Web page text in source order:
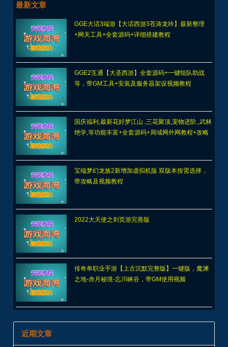
最新文章
GGE大话3端游【大话西游3苍涛龙吟】最新整理
+网关工具+全套源码+详细搭建教程
GGE2互通【大圣西游】全套源码+一键组队助战
等，带GM工具+安装及服务器架设视频教程
国庆福利,最新花好梦江山 ,三花聚顶,宠物进阶,,武林
绝学,等功能丰富+全套源码+局域网外网教程+攻略
宝端梦幻龙族2新增加虚拟机版 双版本按需选择，
带攻略及视频教程
2022大天使之剑页游完善版
传奇单职业手游【上古沉默完整版】一键版，魔渊
之地-赤月秘境-忘川峡谷，带GM使用视频
近期文章